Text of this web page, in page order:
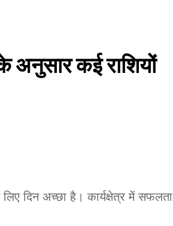
अनुसार कई राशियों
दिन अच्छा है। कार्यक्षेत्र में सफलता